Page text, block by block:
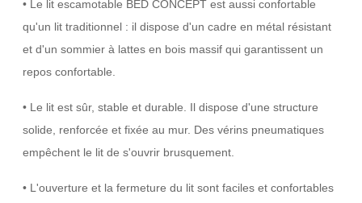
• Le lit escamotable BED CONCEPT est aussi confortable
qu'un lit traditionnel : il dispose d'un cadre en métal résistant
et d'un sommier à lattes en bois massif qui garantissent un
repos confortable.
• Le lit est sûr, stable et durable. Il dispose d'une structure
solide, renforcée et fixée au mur. Des vérins pneumatiques
empêchent le lit de s'ouvrir brusquement.
• L'ouverture et la fermeture du lit sont faciles et confortables